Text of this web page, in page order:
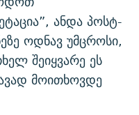
ანდა პოსტ-
ოდნავ უმცროსი,
შეიყვარე ეს
მოითხოვდე